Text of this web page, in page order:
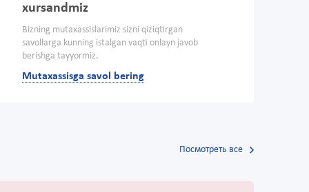
xursandmiz
Bizning mutaxassislarimiz sizni qiziqtirgan
savollarga kunning istalgan vaqti onlayn javob
berishga tayyormiz.
Mutaxassisga savol bering
Посмотреть все